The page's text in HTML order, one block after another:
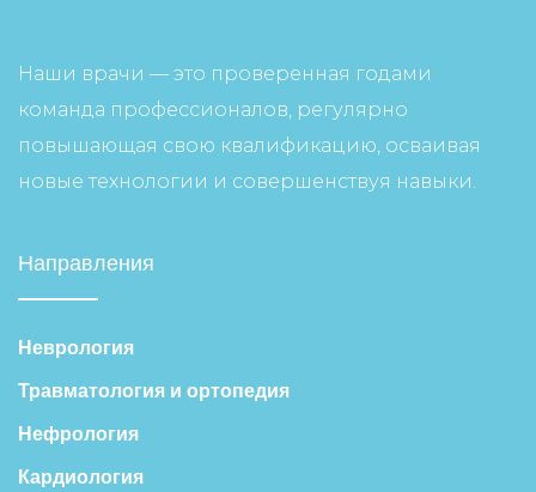
Наши врачи — это проверенная годами
команда профессионалов, регулярно
повышающая свою квалификацию, осваивая
новые технологии и совершенствуя навыки.
Направления
Неврология
Травматология и ортопедия
Нефрология
Кардиология